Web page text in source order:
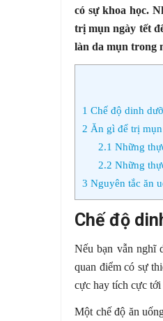
có sự khoa học.
trị mụn ngày tết
làn da mụn trong
1 Chế độ dinh
2 Ăn gì để trị
2.1 Những
2.2 Những
3 Nguyên tắc ăn
Chế độ
Nếu bạn vẫn nghĩ
quan điểm có sự
cực hay tích cực
Một chế độ ăn